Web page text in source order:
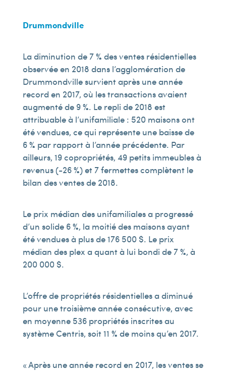
Drummondville
La diminution de 7 % des ventes résidentielles
observée en 2018 dans l’agglomération de
Drummondville survient après une année
record en 2017, où les transactions avaient
augmenté de 9 %. Le repli de 2018 est
attribuable à l’unifamiliale : 520 maisons ont
été vendues, ce qui représente une baisse de
6 % par rapport à l’année précédente. Par
ailleurs, 19 copropriétés, 49 petits immeubles à
revenus (-26 %) et 7 fermettes complètent le
bilan des ventes de 2018.
Le prix médian des unifamiliales a progressé
d’un solide 6 %, la moitié des maisons ayant
été vendues à plus de 176 500 $. Le prix
médian des plex a quant à lui bondi de 7 %, à
200 000 $.
L’offre de propriétés résidentielles a diminué
pour une troisième année consécutive, avec
en moyenne 536 propriétés inscrites au
système Centris, soit 11 % de moins qu’en 2017.
« Après une année record en 2017, les ventes se